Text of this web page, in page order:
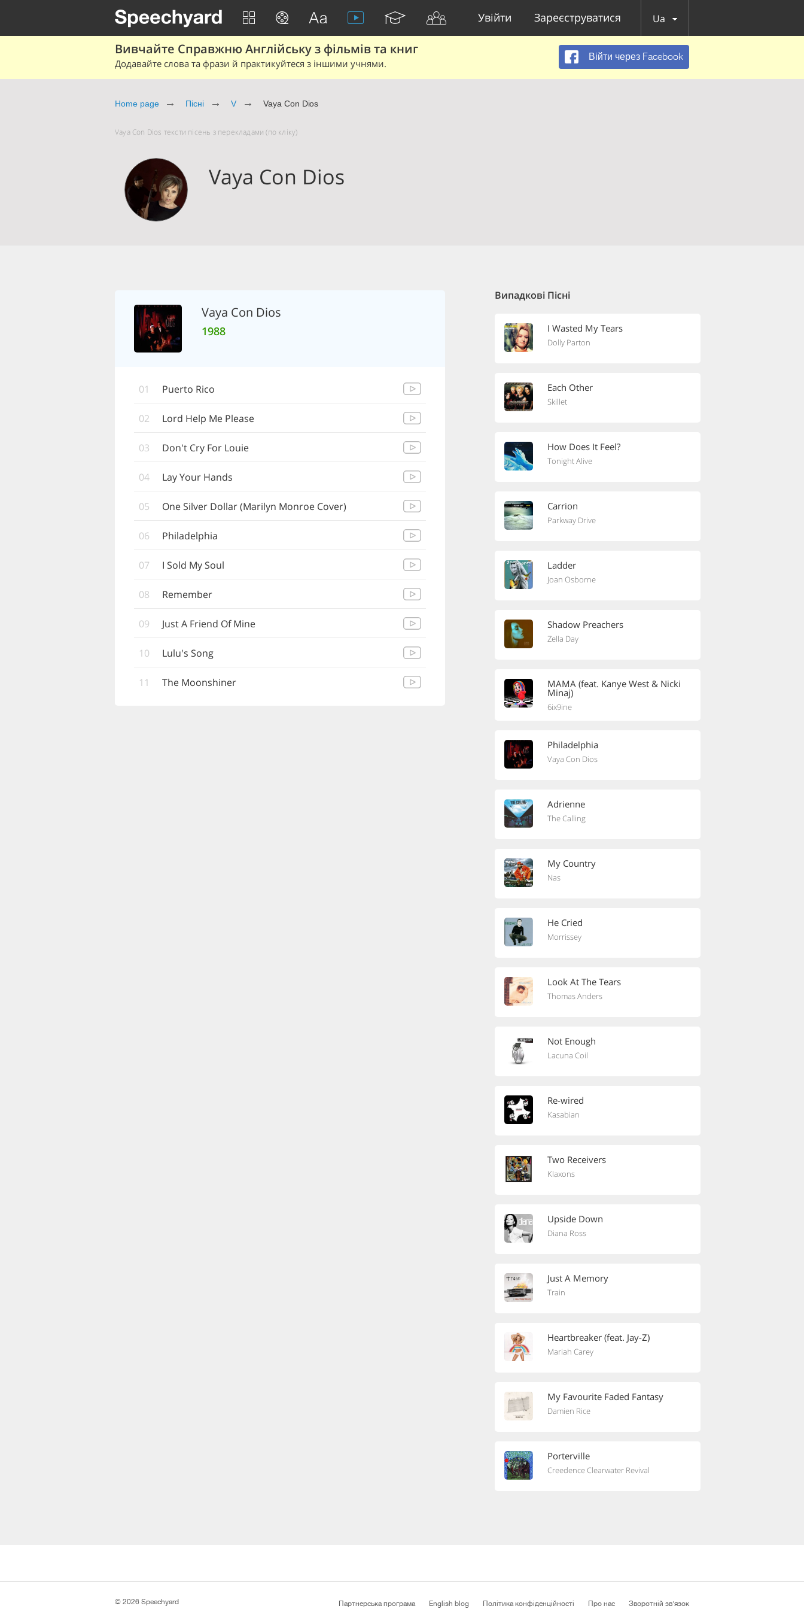
Увійти Зареєструватися Ua
Вивчайте Справжню Англійську з фільмів та книг
Додавайте слова та фрази й практикуйтеся з іншими учнями.
Війти через Facebook
Home page Пісні V Vaya Con Dios
Vaya Con Dios тексти пісень з перекладами (по кліку)
Vaya Con Dios
Vaya Con Dios
1988
01 Puerto Rico
02 Lord Help Me Please
03 Don't Cry For Louie
04 Lay Your Hands
05 One Silver Dollar (Marilyn Monroe Cover)
06 Philadelphia
07 I Sold My Soul
08 Remember
09 Just A Friend Of Mine
10 Lulu's Song
11 The Moonshiner
Випадкові Пісні
I Wasted My Tears
Dolly Parton
Each Other
Skillet
How Does It Feel?
Tonight Alive
Carrion
Parkway Drive
Ladder
Joan Osborne
Shadow Preachers
Zella Day
MAMA (feat. Kanye West & Nicki
Minaj)
6ix9ine
Philadelphia
Vaya Con Dios
Adrienne
The Calling
My Country
Nas
He Cried
Morrissey
Look At The Tears
Thomas Anders
Not Enough
Lacuna Coil
Re-wired
Kasabian
Two Receivers
Klaxons
Upside Down
Diana Ross
Just A Memory
Train
Heartbreaker (feat. Jay-Z)
Mariah Carey
My Favourite Faded Fantasy
Damien Rice
Porterville
Creedence Clearwater Revival
Партнерська програма English blog Політика конфіденційності Про нас Зворотній зв'язок
© 2026 Speechyard